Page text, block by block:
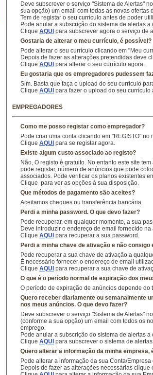
Deve subscrever o serviço "Sistema de Alertas"
sua opção) um email com todas as novas
Tem de registar o seu currículo antes de poder
Pode anular a subscrição do sistema de alertas
Clique AQUI para subscrever agora o serviço de
Gostaria de alterar o meu currículo, é possível?
Pode alterar o seu currículo clicando em "Meu
Depois de fazer as alterações pretendidas deve
Clique AQUI para alterar o seu currículo agora.
Eu gostaria que os empregadores pudessem
Sim. Basta que faça o upload do seu currículo
Clique AQUI para fazer o upload do seu currículo
EMPREGADORES
Como me posso registar como empregador?
Pode criar uma conta clicando em "REGISTO"
Clique AQUI para se registar agora.
Existe algum custo associado ao registo?
Não, O registo é gratuito. No entanto este site
pode registar, número de anúncios que pode
associados. Pode verificar os planos existentes
Clique para ver as opções à sua disposição.
Que métodos de pagamento são aceites?
Aceitamos cheques ou transferência bancária.
Perdi a minha password. O que devo fazer?
Pode recuperar, em qualquer momento, a sua
Deve introduzir o endereço de email fornecido
Clique AQUI para recuperar a sua password.
Perdi a minha chave de ativação e não
Pode recuperar a sua chave de ativação a
É necessário fornecer o endereço de email
Clique AQUI para recuperar a sua chave de
O que é o período normal de expiração dos
O período de expiração de anúncios depende
Quero receber diariamente ou semanalmente
nos meus anúncios. O que devo fazer?
Deve subscrever o serviço "Sistema de Alertas"
(conforme a sua opção) um email com todos os
emprego.
Pode anular a subscrição do sistema de alertas
Clique AQUI para subscrever o sistema de
Quero alterar a informação da minha empresa,
Pode alterar a informação da sua Conta/
Depois de fazer as alterações necessárias clique